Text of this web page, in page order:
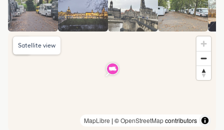
MapLibre | ©OpenStreetMapcontributors
Satellite view